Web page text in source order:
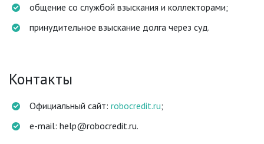
общение со службой взыскания и коллекторами;
принудительное взыскание долга через суд.
Контакты
Официальный сайт: robocredit.ru;
e-mail: help@robocredit.ru.